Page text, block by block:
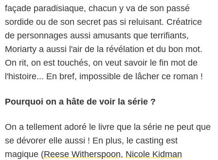
façade paradisiaque, chacun y va de son passé
sordide ou de son secret pas si reluisant. Créatrice
de personnages aussi amusants que terrifiants,
Moriarty a aussi l'air de la révélation et du bon mot.
On rit, on est touchés, on veut savoir le fin mot de
l'histoire... En bref, impossible de lâcher ce roman !
Pourquoi on a hâte de voir la série ?
On a tellement adoré le livre que la série ne peut que
se dévorer elle aussi ! En plus, le casting est
magique (Reese Witherspoon, Nicole Kidman